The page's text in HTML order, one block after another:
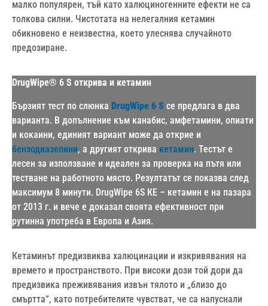
малко популярен, тъй като халюциногенните ефекти не са
толкова силни. Чистотата на нелегалния кетамин
обикновено е неизвестна, което улеснява случайното
предозиране.
DrugWipe® 6 S открива и кетамин
Бързият тест по слюнка DrugWipe 6 S се предлага в два
варианта. В допълнение към канабис, амфетамини, опиати
и кокаини, единият вариант може да открие и
бензодиазепини, а другият открива кетамин. Тестът е
лесен за използване и идеален за проверка на пътя или
тестване на работното място. Резултатът се показва след
максимум 8 минути. DrugWipe 6S КЕ – кетамин е на пазара
от 2013 г. и вече е доказал своята ефективност при
рутинна употреба в Европа и Азия.
Кетаминът предизвиква халюцинации и изкривявания на
времето и пространството. При високи дози той дори да
предизвика преживявания извън тялото и „близо до
смъртта“, като потребителите чувстват, че са напуснали